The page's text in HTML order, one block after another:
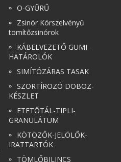
O-GYŰRŰ
Zsinór Körszelvényű
tömítőzsinórok
KÁBELVEZETŐ GUMI -
HATÁROLÓK
SIMÍTÓZÁRAS TASAK
SZORTÍROZÓ DOBOZ-
KÉSZLET
ETETŐTÁL-TIPLI-
GRANULÁTUM
KÖTÖZŐK-JELÖLŐK-
IRATTARTÓK
TÖMLŐBILINCS